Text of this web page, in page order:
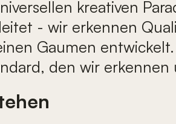
kreativen
- wir erkennen
Gaumen
den wir erkennen